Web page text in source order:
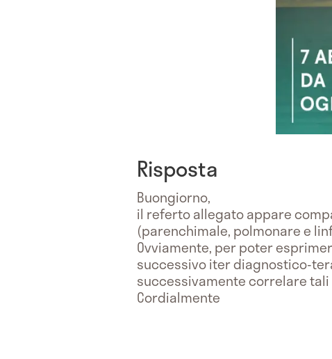
Risposta
Buongiorno,
il referto allegato appare
(parenchimale, polmonare e
Ovviamente, per poter
successivo iter diagnostico-
successivamente correlare
Cordialmente